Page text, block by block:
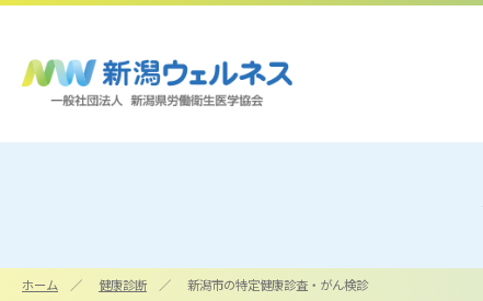
ホーム 健康診断 新潟市の特定健康診査・がん検診